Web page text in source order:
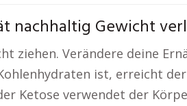
nachhaltig Gewicht
ziehen. Verändere deine
ist, erreicht
Ketose verwendet der